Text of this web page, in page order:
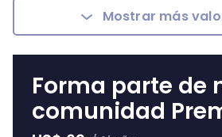
Mostrar más
Forma parte de
comunidad